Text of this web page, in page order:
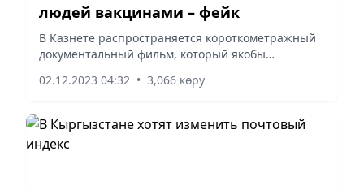
людей вакцинами – фейк
В Казнете распространяется короткометражный
документальный фильм, который якобы
филантроп, а бесчестный мошенник,
02.12.2023 04:32 • 3,066 көру